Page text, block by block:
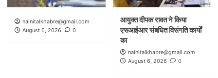
nainitalkhabre@gmail.com
August 6, 2026
0
आयुक्त दीपक रावत ने किया
एसआईआर संबधित विसंगति कार्यों
का
nainitalkhabre@gmail.com
August 6, 2026
0